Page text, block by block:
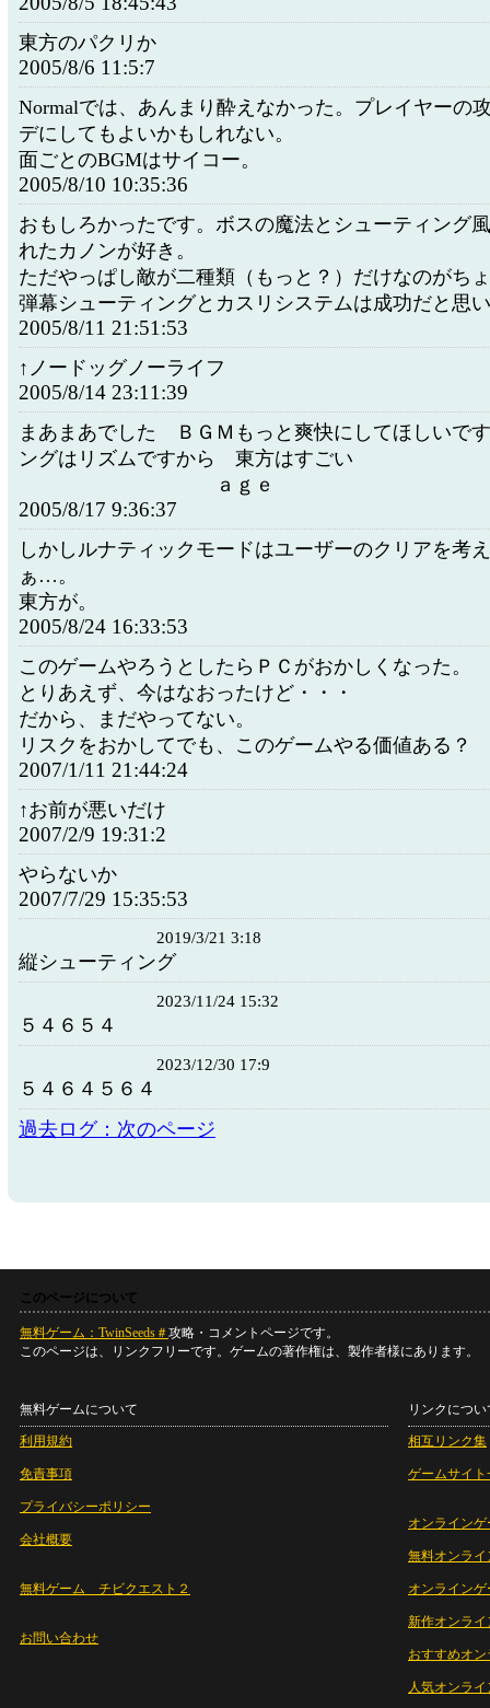
東方のパクリか
2005/8/6 11:5:7
Normalでは、あんまり酔えなかった。プレイヤーの
デにしてもよいかもしれない。
面ごとのBGMはサイコー。
2005/8/10 10:35:36
おもしろかったです。ボスの魔法とシューティング
れたカノンが好き。
ただやっぱし敵が二種類（もっと？）だけなのがち
弾幕シューティングとカスリシステムは成功だと思
2005/8/11 21:51:53
↑ノードッグノーライフ
2005/8/14 23:11:39
まあまあでした ＢＧＭもっと爽快にしてほしいで
ングはリズムですから 東方
ａｇｅ
2005/8/17 9:36:37
しかしルナティックモードはユーザーのクリアを考
ぁ…。
東方が。
2005/8/24 16:33:53
このゲームやろうとしたらＰＣがおかしくなった。
とりあえず、今はなおったけど・・・
だから、まだやってない。
リスクをおかしてでも、このゲームやる価値ある？
2007/1/11 21:44:24
↑お前が悪いだけ
2007/2/9 19:31:2
やらないか
2007/7/29 15:35:53
2019/3/21 3:18
縦シューティング
2023/11/24 15:32
５４６５４
2023/12/30 17:9
５４６４５６４
過去ログ：次のページ
このページについて
無料ゲーム：TwinSeeds＃攻略・コメントページです。
このページは、リンクフリーです。ゲームの著作権は、製作者様にあります。
無料ゲームについて
利用規約
免責事項
プライバシーポリシー
会社概要
無料ゲーム チビクエスト２
お問い合わせ
リンクについ
相互リンク集
ゲームサイト
オンラインゲ
無料オンライ
オンライン
新作オンライ
おすすめオ
人気オンラ